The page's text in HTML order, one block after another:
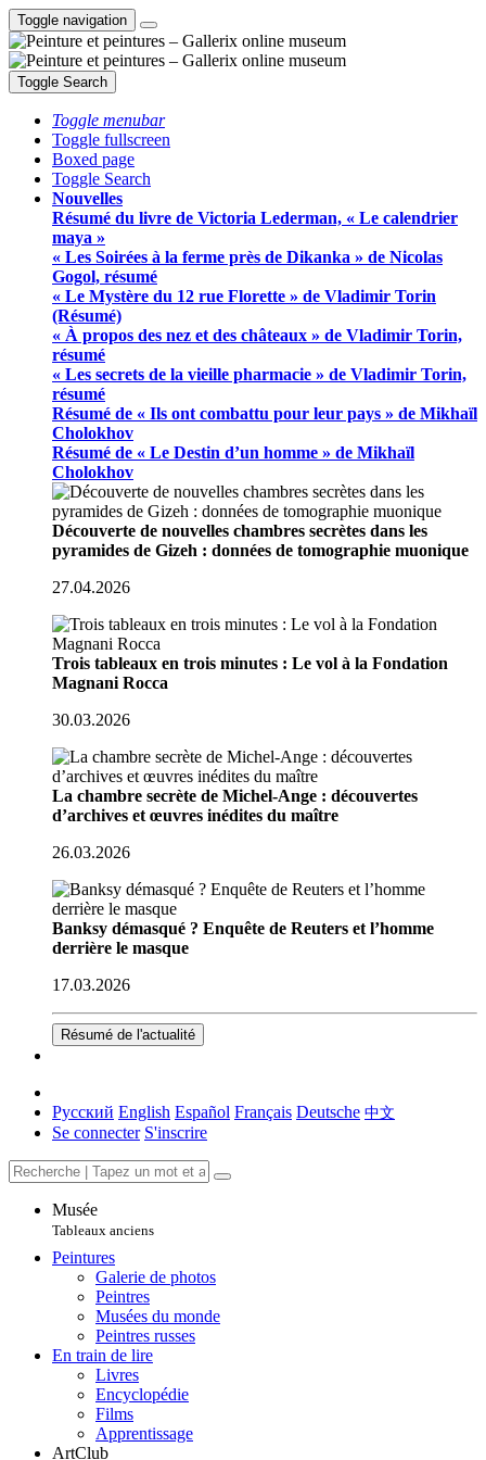
Toggle navigation
Toggle Search
Toggle menubar
Toggle fullscreen
Boxed page
Toggle Search
Nouvelles
Résumé du livre de Victoria Lederman, « Le calendrier
maya »
« Les Soirées à la ferme près de Dikanka » de Nicolas
Gogol, résumé
« Le Mystère du 12 rue Florette » de Vladimir Torin
(Résumé)
« À propos des nez et des châteaux » de Vladimir Torin,
résumé
« Les secrets de la vieille pharmacie » de Vladimir Torin,
résumé
Résumé de « Ils ont combattu pour leur pays » de Mikhaïl
Cholokhov
Résumé de « Le Destin d’un homme » de Mikhaïl
Cholokhov
Découverte de nouvelles chambres secrètes dans les
pyramides de Gizeh : données de tomographie muonique
27.04.2026
Trois tableaux en trois minutes : Le vol à la Fondation
Magnani Rocca
30.03.2026
La chambre secrète de Michel-Ange : découvertes
d’archives et œuvres inédites du maître
26.03.2026
Banksy démasqué ? Enquête de Reuters et l’homme
derrière le masque
17.03.2026
Résumé de l'actualité
Русский English Español Français Deutsche 中文
Se connecter S'inscrire
Musée
Tableaux anciens
Peintures
Galerie de photos
Peintres
Musées du monde
Peintres russes
En train de lire
Livres
Encyclopédie
Films
Apprentissage
ArtClub